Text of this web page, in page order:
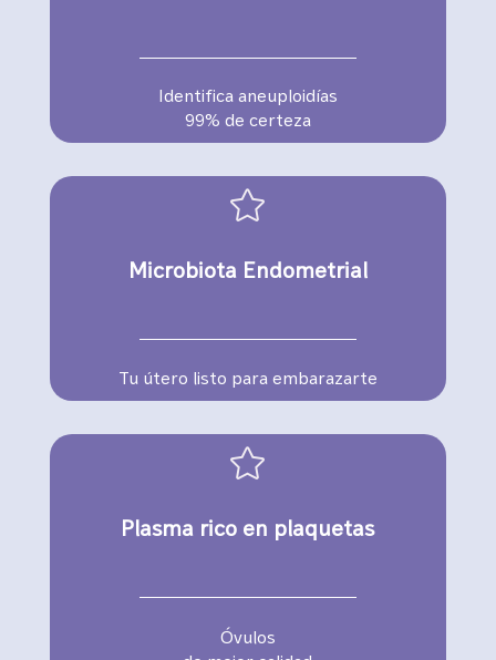
Identifica aneuploidías
99% de certeza

Microbiota Endometrial
Tu útero listo para embarazarte

Plasma rico en plaquetas
Óvulos